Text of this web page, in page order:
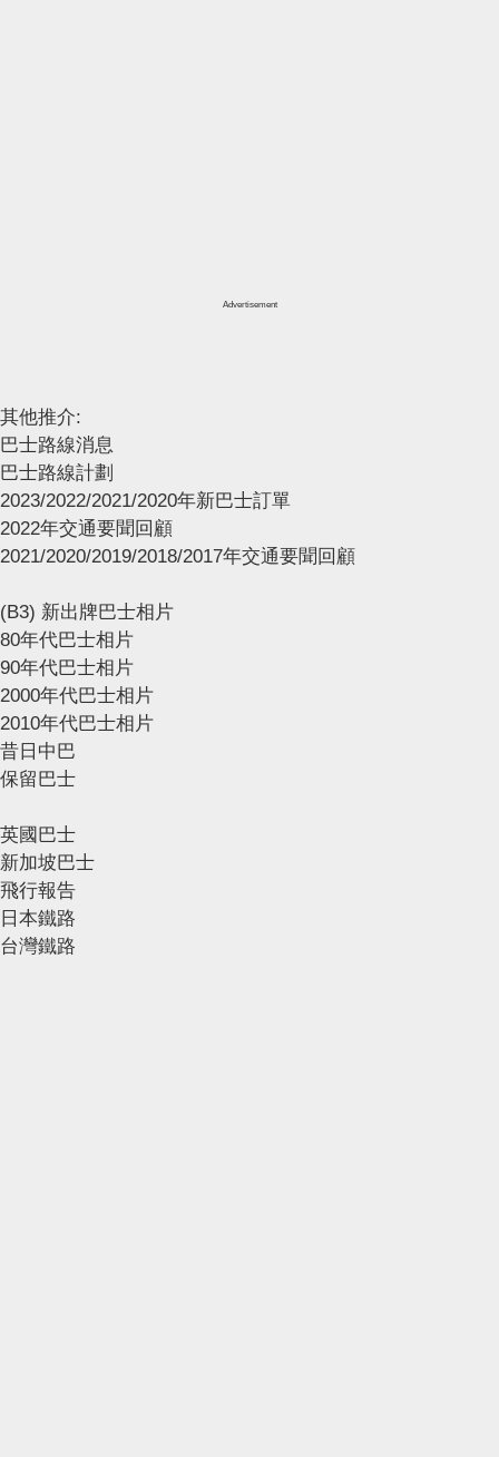
Advertisement
其他推介:
巴士路線消息
巴士路線計劃
2023/2022/2021/2020年新巴士訂單
2022年交通要聞回顧
2021/2020/2019/2018/2017年交通要聞回顧
(B3) 新出牌巴士相片
80年代巴士相片
90年代巴士相片
2000年代巴士相片
2010年代巴士相片
昔日中巴
保留巴士
英國巴士
新加坡巴士
飛行報告
日本鐵路
台灣鐵路